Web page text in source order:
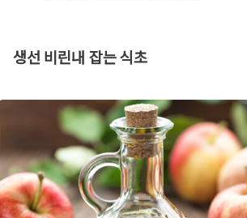
생선 비린내 잡는 식초